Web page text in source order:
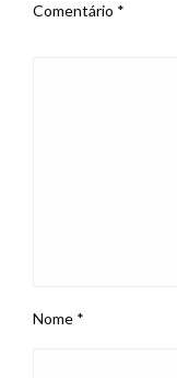
Comentário *
Nome *